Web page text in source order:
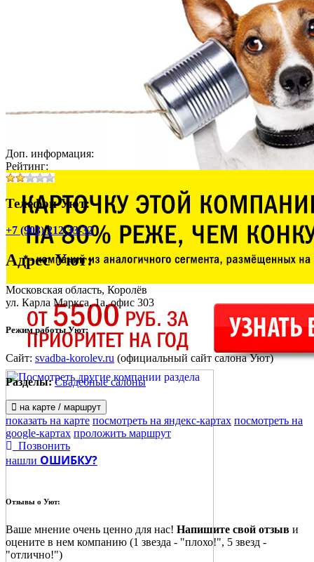
Доп. информация:
Рейтинг:
Телефон Уют:
+7 (903) 212-33-32
АдресУют:
Московская область, Королёв
ул. Карла Маркса, 1а, офис 303
Режим работы Уют:
Сайт: svadba-korolev.ru (официальный сайт салона Уют)
Разделы: Свадебные салоны
на карте / маршрут
показать на карте посмотреть на яндекс-картах посмотреть на
google-картах проложить маршрут
Позвонить
нашли ОШИБКУ?
Отзывы о Уют:
Ваше мнение очень ценно для нас! Напишите свой отзыв и
оцените в нем компанию (1 звезда - "плохо!", 5 звезд -
"отлично!")